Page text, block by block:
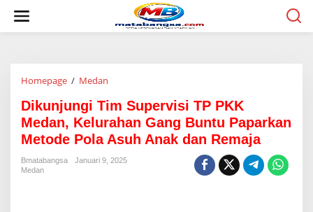
w
Homepage / Medan
k
u
n
j
u
Dikunjungi Tim Supervisi TP PKK
Medan, Kelurahan Gang Buntu Paparkan
Metode Pola Asuh Anak dan Remaja
Bmatabangsa
Januari 9, 2025
Medan